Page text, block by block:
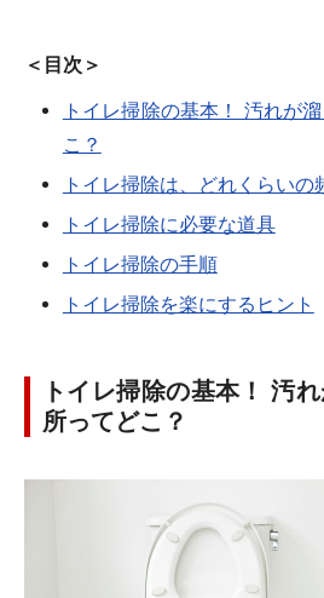
＜目次＞
トイレ掃除の基本！ 汚れが
こ？
トイレ掃除は、どれくらいの
トイレ掃除に必要な道具
トイレ掃除の手順
トイレ掃除を楽にするヒント
トイレ掃除の基本！ 汚
所ってどこ？